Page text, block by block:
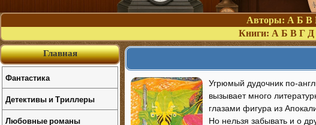
Авторы: А Б В
Книги: А Б В Г Д
Угрюмый дудочник по-
вызывает много
глазами фигура из
Но нельзя забывать и о
Главная
Фантастика
Детективы и Триллеры
Любовные романы